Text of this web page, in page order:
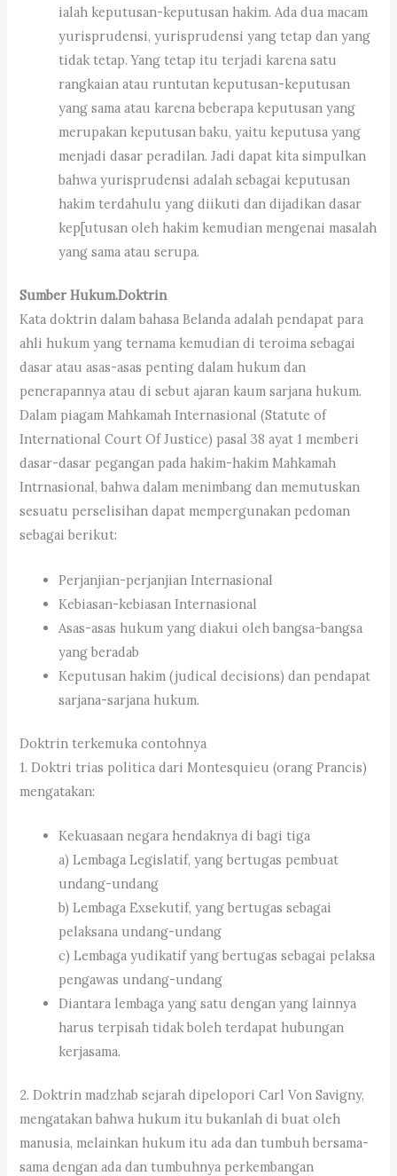
ialah keputusan-keputusan hakim. Ada dua macam
yurisprudensi, yurisprudensi yang tetap dan yang
tidak tetap. Yang tetap itu terjadi karena satu
rangkaian atau runtutan keputusan-keputusan
yang sama atau karena beberapa keputusan yang
merupakan keputusan baku, yaitu keputusa yang
menjadi dasar peradilan. Jadi dapat kita simpulkan
bahwa yurisprudensi adalah sebagai keputusan
hakim terdahulu yang diikuti dan dijadikan dasar
kep[utusan oleh hakim kemudian mengenai masalah
yang sama atau serupa.
Sumber Hukum.Doktrin
Kata doktrin dalam bahasa Belanda adalah pendapat para
ahli hukum yang ternama kemudian di teroima sebagai
dasar atau asas-asas penting dalam hukum dan
penerapannya atau di sebut ajaran kaum sarjana hukum.
Dalam piagam Mahkamah Internasional (Statute of
International Court Of Justice) pasal 38 ayat 1 memberi
dasar-dasar pegangan pada hakim-hakim Mahkamah
Intrnasional, bahwa dalam menimbang dan memutuskan
sesuatu perselisihan dapat mempergunakan pedoman
sebagai berikut:
Perjanjian-perjanjian Internasional
Kebiasan-kebiasan Internasional
Asas-asas hukum yang diakui oleh bangsa-bangsa
yang beradab
Keputusan hakim (judical decisions) dan pendapat
sarjana-sarjana hukum.
Doktrin terkemuka contohnya
1. Doktri trias politica dari Montesquieu (orang Prancis)
mengatakan:
Kekuasaan negara hendaknya di bagi tiga
a) Lembaga Legislatif, yang bertugas pembuat
undang-undang
b) Lembaga Exsekutif, yang bertugas sebagai
pelaksana undang-undang
c) Lembaga yudikatif yang bertugas sebagai pelaksa
pengawas undang-undang
Diantara lembaga yang satu dengan yang lainnya
harus terpisah tidak boleh terdapat hubungan
kerjasama.
2. Doktrin madzhab sejarah dipelopori Carl Von Savigny,
mengatakan bahwa hukum itu bukanlah di buat oleh
manusia, melainkan hukum itu ada dan tumbuh bersama-
sama dengan ada dan tumbuhnya perkembangan